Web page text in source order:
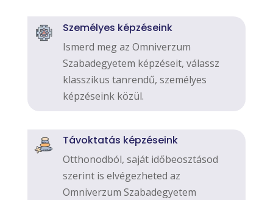
Személyes képzéseink
Ismerd meg az Omniverzum
Szabadegyetem képzéseit, válassz
klasszikus tanrendű, személyes
képzéseink közül.
Távoktatás képzéseink
Otthonodból, saját időbeosztásod
szerint is elvégezheted az
Omniverzum Szabadegyetem